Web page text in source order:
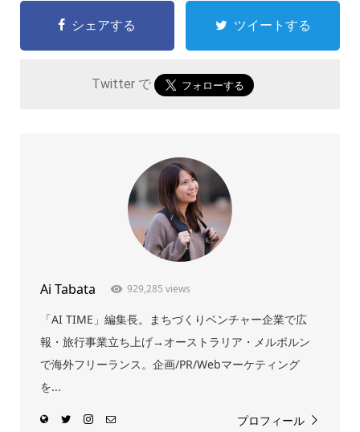
シェアする ツイートする
Twitter で
Ai Tabata 929,285 views
「AI TIME」編集長。まちづくりベンチャー企業で広
報・旅行事業立ち上げ→オーストラリア・メルボルン
で海外フリーランス。企画/PR/Webマーケティング
を...
プロフィール